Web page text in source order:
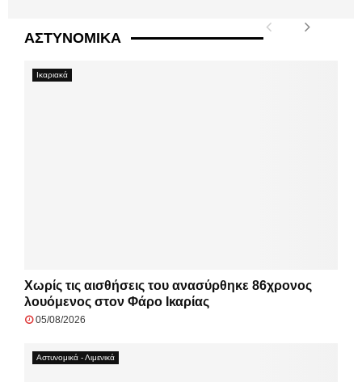
ΑΣΤΥΝΟΜΙΚΑ
Ικαριακά
Χωρίς τις αισθήσεις του ανασύρθηκε 86χρονος
λουόμενος στον Φάρο Ικαρίας
05/08/2026
Αστυνομικά - Λιμενικά